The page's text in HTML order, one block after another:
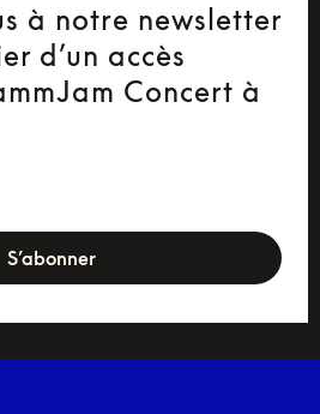
à notre newsletter
d’un accès
Concert à
S’abonner